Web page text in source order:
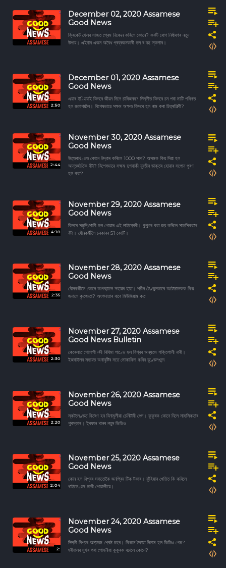
December 02, 2020 Assamese
Good News
ক্ৰিকেট খেলৰ মাজত প্ৰেম নিবেদন কৰিলে কোনে? কৰ্কট ৰোগ নিৰ্ধাৰণৰ নতুন
উপায়। এইবাৰ এজন অবৈধ প্ৰব্ৰজনকাৰী হল ৰ'দছ স্কলাৰ।
2:50
December 01, 2020 Assamese
Good News
এয়াৰ ইণ্ডিয়াই কিদৰে জীৱন দিলে চাৰিজনৰ? দিল্লীত কিদৰে চন পৰা মাটি পৰিণত
হল জলাশয়লৈ। বিশেষভাৱে সক্ষম অক্ষত কিদৰে হল নাম কৰা চিত্ৰশিল্পী?
2:44
November 30, 2020 Assamese
Good News
উত্তৰাখণ্ডত কোনে উদ্ধাৰ কৰিলে 1000 সাপ? অসমক কিয় দিয়া হল
আন্তৰ্জাতিক বঁটা? বিশেষভাৱে সক্ষম দুগৰাকী যুৱতীৰ ডাক্তৰ হোৱাৰ সপোন পূৰণ
হল কত?
4:18
November 29, 2020 Assamese
Good News
কিদৰে সমৃদ্ধিশালী হল গোৱাৰ এই লাইব্ৰেৰী। কুকুৰে কত জয় কৰিলে সাহসিকতাৰ
বঁটা। যৌনকর্মীলৈ চৰকাৰৰ 51 কোটি।
2:35
November 28, 2020 Assamese
Good News
যৌনকর্মীলৈ কোনে আগবঢ়ালে সহায়ৰ হাত। শচীন টেণ্ডুলকাৰে অটোচালকক কিয়
জনালে কৃতজ্ঞতা? অংগদাতাৰ বাবে মিউজিয়াম কত
2:30
November 27, 2020 Assamese
Good News Bulletin
কেৰেলাত গোলাপী নদী ৰিধিমা পাণ্ডে হল বিশ্বৰ অন্যতম শক্তিশালী নাৰী।
ইজৰাইলৰ সহায়ত অনাবৃষ্টিৰ সতে মোকাবিলা কৰিব বুণ্ডেলখন্দে
2:20
November 26, 2020 Assamese
Good News
স্কটলেণ্ডত বিতৰণ হব বিনামূলীয়া চেনিটাৰী পেদ। কুকুৰক কোনে দিলে সাহসিকতাৰ
পুৰস্কাৰ। ইৰফান খানৰ নতুন ভিডিও
2:04
November 25, 2020 Assamese
Good News
কোন হল বিশ্বৰ সবাতোকৈ জনপ্ৰিয় টিক টকাৰ। কুঁহিয়াৰ খেতিত কি কৰিলে
থাইলেণ্ডৰ হাতী পোৱালীয়ে।
2:
November 24, 2020 Assamese
Good News
দিল্লী বিশ্বৰ অন্যতম শ্ৰেষ্ঠ চহৰ। কিমান টকাত নিলাম হল ভিডিও গেম?
ঘৰীয়ালৰ মুখৰ পৰা পোহনীয়া কুকুৰক বচালে কোনে?